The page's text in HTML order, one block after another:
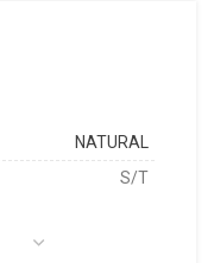
NATURAL
S/T